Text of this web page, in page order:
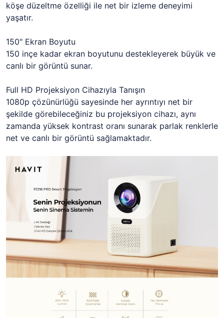
köşe düzeltme özelliği ile net bir izleme deneyimi
yaşatır.
150" Ekran Boyutu
150 inçe kadar ekran boyutunu destekleyerek büyük ve
canlı bir görüntü sunar.
Full HD Projeksiyon Cihazıyla Tanışın
1080p çözünürlüğü sayesinde her ayrıntıyı net bir
şekilde görebileceğiniz bu projeksiyon cihazı, aynı
zamanda yüksek kontrast oranı sunarak parlak renklerle
net ve canlı bir görüntü sağlamaktadır.